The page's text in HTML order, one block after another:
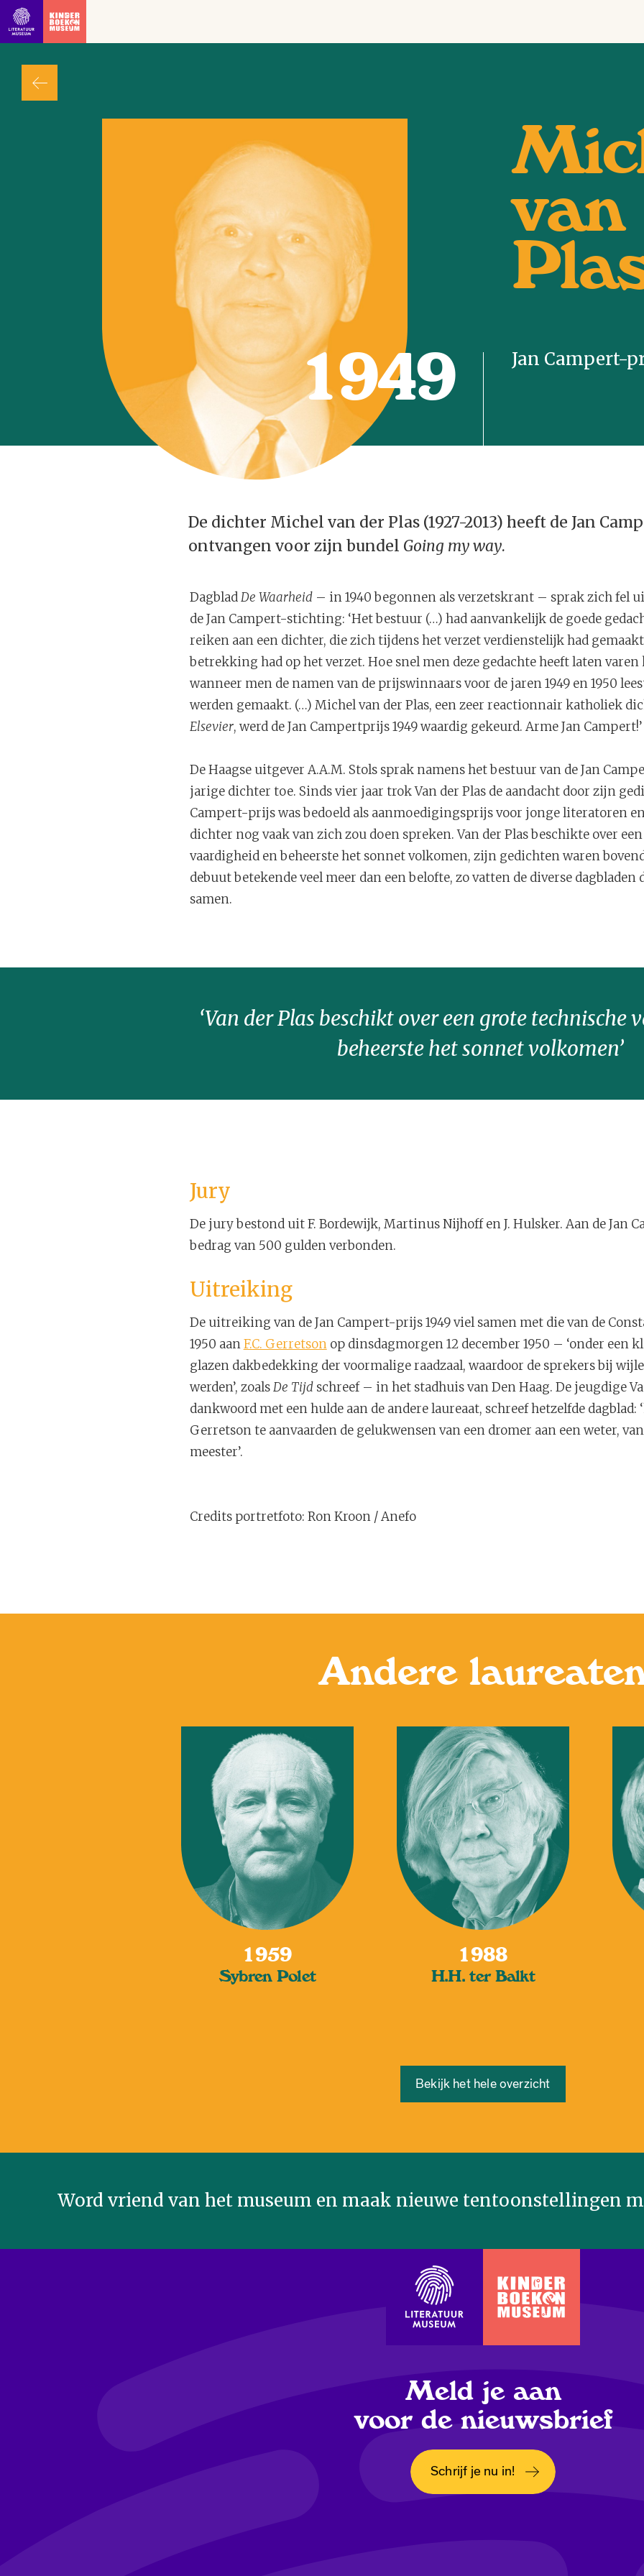
Ga direct naar inhoud
van
1949
Jan Campert-
De dichter Michel van der Plas (1927-2013) heeft de Jan
ontvangen voor zijn bundel Going my way.
DagbladDe Waarheid– in 1940 begonnen als verzetskrant – sprak zich fel
de Jan Campert-stichting: ‘Het bestuur (…) had aanvankelijk de goede
reiken aan een dichter, die zich tijdens het verzet verdienstelijk had
betrekking had op het verzet. Hoe snel men deze gedachte heeft laten
wanneer men de namen van de prijswinnaars voor de jaren 1949 en 1950
werden gemaakt. (…) Michel van der Plas, een zeer reactionnair katholiek
Elsevier, werd de Jan Campertprijs 1949 waardig gekeurd. Arme Jan Campert!’
De Haagse uitgever A.A.M. Stols sprak namens het bestuur van de Jan
jarige dichter toe. Sinds vier jaar trok Van der Plas de aandacht door zijn
Campert-prijs was bedoeld als aanmoedigingsprijs voor jonge literatoren
dichter nog vaak van zich zou doen spreken. Van der Plas beschikte over
vaardigheid en beheerste het sonnet volkomen, zijn gedichten waren
debuut betekende veel meer dan een belofte, zo vatten de diverse dagbladen
samen.
‘Van der Plas beschikt over een grote technische
beheerste het sonnet volkomen’
Jury
De jury bestond uit F. Bordewijk, Martinus Nijhoff en J. Hulsker. Aan de Jan
bedrag van 500 gulden verbonden.
Uitreiking
De uitreiking van de Jan Campert-prijs 1949 viel samen met die van de
1950 aanF.C. Gerretsonop dinsdagmorgen 12 december 1950 – ‘onder een
glazen dakbedekking der voormalige raadzaal, waardoor de sprekers bij
werden’, zoalsDe Tijd schreef – in het stadhuis van Den Haag. De jeugdige
dankwoord met een hulde aan de andere laureaat, schreef hetzelfde dagblad:
Gerretson te aanvaarden de gelukwensen van een dromer aan een weter,
meester’.
Credits portretfoto: Ron Kroon / Anefo
Andere
1959
Sybren Polet
1988
H.H. ter Balkt
Bekijk het hele overzicht
Word vriend van het museum en maak nieuwe tentoonstellingen
Meld je aan
voor de nieuwsbrief
Opent in een nieuw tabblad
Schrijf je nu in!